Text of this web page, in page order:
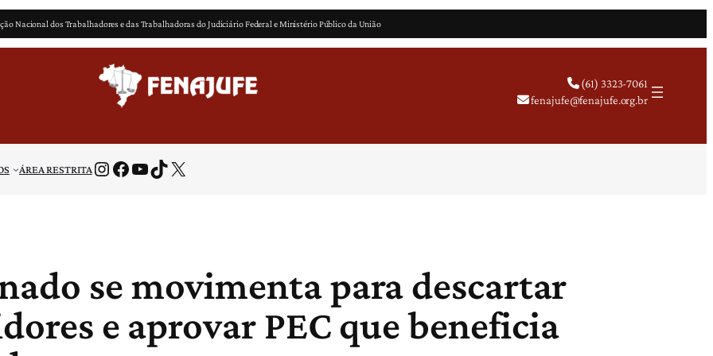
Nacional dos Trabalhadores e das Trabalhadoras do Judiciário Federal e Ministério Público da União
(61) 3323-7061
fenajufe@fenajufe.org.br
ÁREA RESTRITAInstagram Facebook Youtube TikTok X
se movimenta para descartar
e aprovar PEC que beneficia